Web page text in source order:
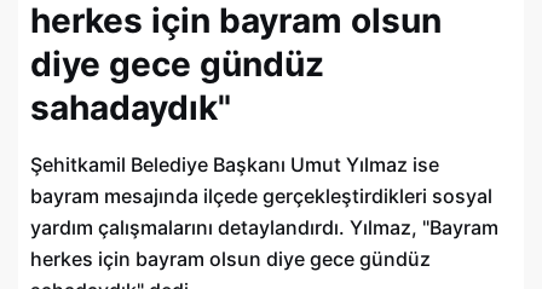
herkes için bayram olsun
diye gece gündüz
sahadaydık"
Şehitkamil Belediye Başkanı Umut Yılmaz ise
bayram mesajında ilçede gerçekleştirdikleri sosyal
yardım çalışmalarını detaylandırdı. Yılmaz, "Bayram
herkes için bayram olsun diye gece gündüz